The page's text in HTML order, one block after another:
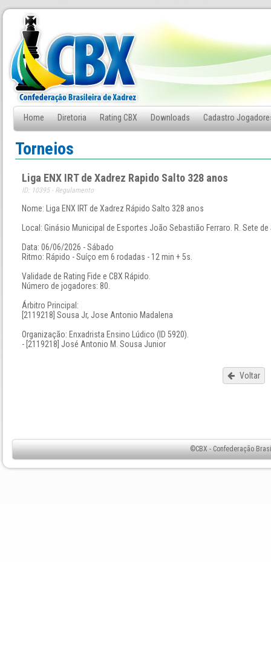
Home Diretoria Rating CBX Downloads Cadastro
Fale Conosco
Torneios
Liga ENX IRT de Xadrez Rapido Salto 328 anos
ID: 10395 - Regulamento
Nome: Liga ENX IRT de Xadrez Rápido Salto 328 anos
Local: Ginásio Municipal de Esportes João Sebastião Ferraro. R. Sete
Data: 06/06/2026 - Sábado
Ritmo: Rápido - Suíço em 6 rodadas - 12 min + 5s.
Validade de Rating Fide e CBX Rápido.
Número de jogadores: 80.
Árbitro Principal:
[2119218] Sousa Jr, Jose Antonio Madalena
Organização: Enxadrista Ensino Lúdico (ID 5920).
- [2119218] José Antonio M. Sousa Junior
Voltar
©CBX - Confederação